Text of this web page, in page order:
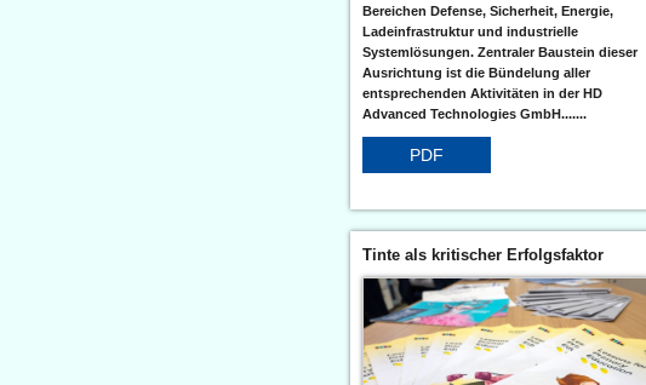
Bereichen Defense, Sicherheit, Energie,
Ladeinfrastruktur und industrielle
Systemlösungen. Zentraler Baustein dieser
Ausrichtung ist die Bündelung aller
entsprechenden Aktivitäten in der HD
Advanced Technologies GmbH.......
PDF
Tinte als kritischer Erfolgsfaktor